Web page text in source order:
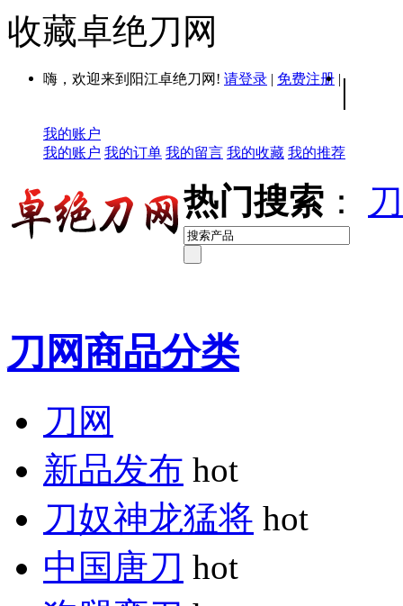
收藏卓绝刀网
嗨，欢迎来到阳江卓绝刀网! 请登录 | 免费注册 | |
我的账户
我的账户 我的订单 我的留言 我的收藏 我的推荐
热门搜索 ：
刀网商品分类
刀网
新品发布 hot
刀奴神龙猛将 hot
中国唐刀 hot